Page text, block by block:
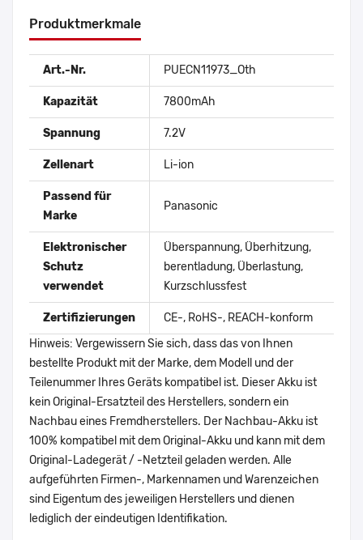
Produktmerkmale
Art.-Nr. PUECN11973_Oth
Kapazität 7800mAh
Spannung 7.2V
Zellenart Li-ion
Passend für
Marke
Panasonic
Elektronischer
Schutz
verwendet
Überspannung, Überhitzung,
berentladung, Überlastung,
Kurzschlussfest
Zertifizierungen
CE-, RoHS-, REACH-konform
Hinweis: Vergewissern Sie sich, dass das von Ihnen
bestellte Produkt mit der Marke, dem Modell und der
Teilenummer Ihres Geräts kompatibel ist. Dieser Akku ist
kein Original-Ersatzteil des Herstellers, sondern ein
Nachbau eines Fremdherstellers. Der Nachbau-Akku ist
100% kompatibel mit dem Original-Akku und kann mit dem
Original-Ladegerät / -Netzteil geladen werden. Alle
aufgeführten Firmen-, Markennamen und Warenzeichen
sind Eigentum des jeweiligen Herstellers und dienen
lediglich der eindeutigen Identifikation.